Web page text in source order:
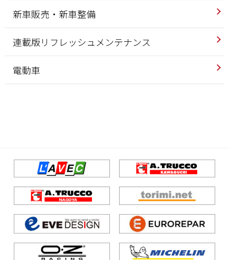
新車販売・新車整備
連載版リフレッシュメンテナンス
電動車